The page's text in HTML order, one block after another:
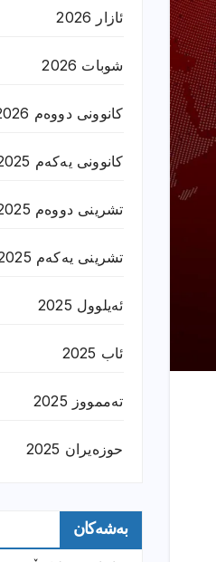
ئازار 2026
شوبات 2026
کانوونی دووەم 2026
کانوونی یەکەم 2025
تشرینی دووەم 2025
تشرینی یەکەم 2025
ئەیلوول 2025
ئاب 2025
تەممووز 2025
حوزه‌یران 2025
بەشەکان